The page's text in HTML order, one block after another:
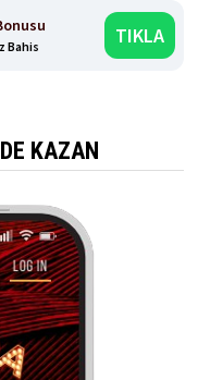
Bahis TIKLA
KAZAN